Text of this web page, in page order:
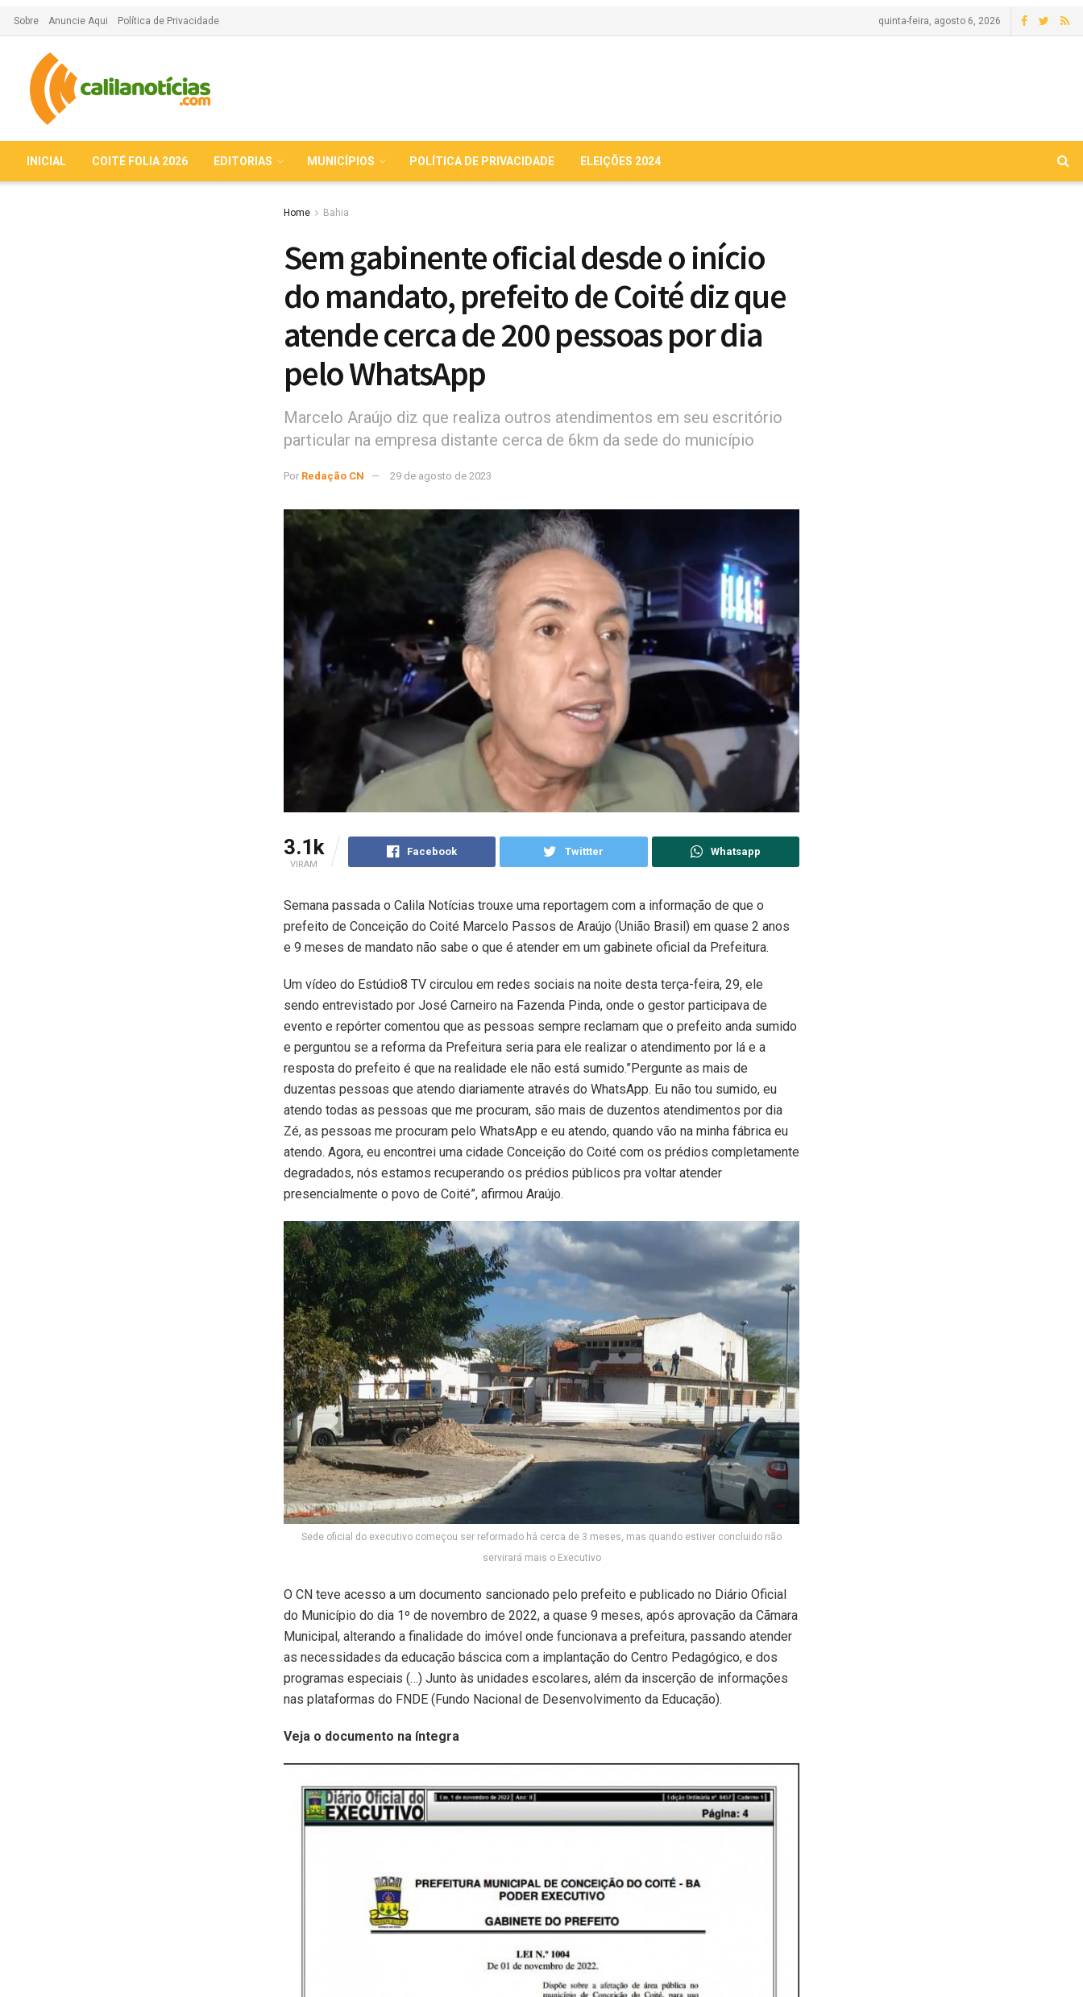
Sobre Anuncie Aqui Política de Privacidade quinta-feira, agosto 6, 2026
INICIAL COITÉ FOLIA 2026 EDITORIAS MUNICÍPIOS POLÍTICA DE PRIVACIDADE ELEIÇÕES 2024
Home Bahia
Sem gabinente oficial desde o início
do mandato, prefeito de Coité diz que
atende cerca de 200 pessoas por dia
pelo WhatsApp
Marcelo Araújo diz que realiza outros atendimentos em seu escritório
particular na empresa distante cerca de 6km da sede do município
Por Redação CN 29 de agosto de 2023
3.1k
VIRAM
Facebook Twittter Whatsapp
Semana passada o Calila Notícias trouxe uma reportagem com a informação de que o
prefeito de Conceição do Coité Marcelo Passos de Araújo (União Brasil) em quase 2 anos
e 9 meses de mandato não sabe o que é atender em um gabinete oficial da Prefeitura.
Um vídeo do Estúdio8 TV circulou em redes sociais na noite desta terça-feira, 29, ele
sendo entrevistado por José Carneiro na Fazenda Pinda, onde o gestor participava de
evento e repórter comentou que as pessoas sempre reclamam que o prefeito anda sumido
e perguntou se a reforma da Prefeitura seria para ele realizar o atendimento por lá e a
resposta do prefeito é que na realidade ele não está sumido.”Pergunte as mais de
duzentas pessoas que atendo diariamente através do WhatsApp. Eu não tou sumido, eu
atendo todas as pessoas que me procuram, são mais de duzentos atendimentos por dia
Zé, as pessoas me procuram pelo WhatsApp e eu atendo, quando vão na minha fábrica eu
atendo. Agora, eu encontrei uma cidade Conceição do Coité com os prédios completamente
degradados, nós estamos recuperando os prédios públicos pra voltar atender
presencialmente o povo de Coité”, afirmou Araújo.
Sede oficial do executivo começou ser reformado há cerca de 3 meses, mas quando estiver concluido não
servirará mais o Executivo
O CN teve acesso a um documento sancionado pelo prefeito e publicado no Diário Oficial
do Município do dia 1º de novembro de 2022, a quase 9 meses, após aprovação da Cãmara
Municipal, alterando a finalidade do imóvel onde funcionava a prefeitura, passando atender
as necessidades da educação báscica com a implantação do Centro Pedagógico, e dos
programas especiais (…) Junto às unidades escolares, além da inscerção de informações
nas plataformas do FNDE (Fundo Nacional de Desenvolvimento da Educação).
Veja o documento na íntegra